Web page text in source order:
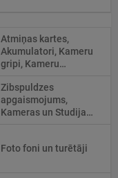
Atmiņas kartes,
Akumulatori, Kameru
gripi, Kameru
tīrīšanai
Zibspuldzes
apgaismojums,
Kameras un Studijas
Foto foni un turētāji